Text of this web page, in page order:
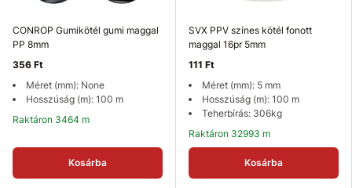
CONROP Gumikötél gumi maggal
PP 8mm
356 Ft
Méret (mm): None
Hosszúság (m): 100 m
Raktáron 3464 m
Kosárba
SVX PPV színes kötél fonott
maggal 16pr 5mm
111 Ft
Méret (mm): 5 mm
Hosszúság (m): 100 m
Teherbírás: 306kg
Raktáron 32993 m
Kosárba